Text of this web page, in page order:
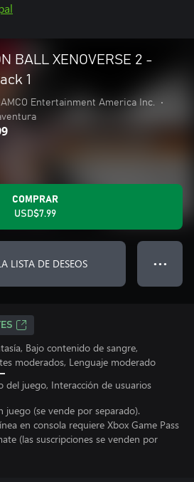
BALL XENOVERSE 2 -
1
Entertainment America Inc.
•
COMPRAR
USD$7.99
LISTA DE DESEOS ● ● ●
Bajo contenido de sangre,
moderados, Lenguaje moderado
del juego, Interacción de usuarios
juego (se vende por separado).
en consola requiere Xbox Game Pass
(las suscripciones se venden por